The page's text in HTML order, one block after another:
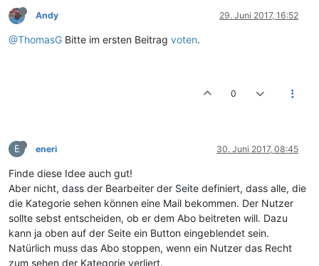
Andy 29. Juni 2017, 16:52
@ThomasG Bitte im ersten Beitrag voten.
0
E eneri 30. Juni 2017, 08:45
Finde diese Idee auch gut!
Aber nicht, dass der Bearbeiter der Seite definiert, dass alle, die
die Kategorie sehen können eine Mail bekommen. Der Nutzer
sollte sebst entscheiden, ob er dem Abo beitreten will. Dazu
kann ja oben auf der Seite ein Button eingeblendet sein.
Natürlich muss das Abo stoppen, wenn ein Nutzer das Recht
zum sehen der Kategorie verliert.